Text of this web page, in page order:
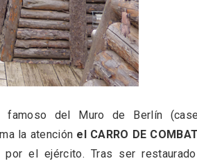
del Muro de Berlín
la atención el CARRO DE
el ejército. Tras ser
Belén segoviano, otra
Sepúlveda estas